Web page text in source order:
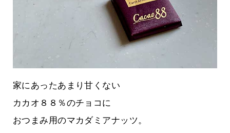
家にあったあまり甘くない
カカオ８８％のチョコに
おつまみ用のマカダミアナッツ。